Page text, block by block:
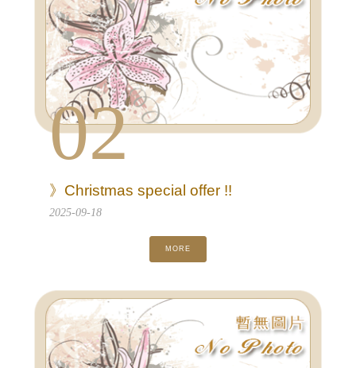
02
》Christmas special offer !!
2025-09-18
MORE